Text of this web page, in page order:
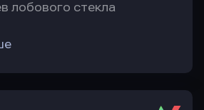
лобового стекла